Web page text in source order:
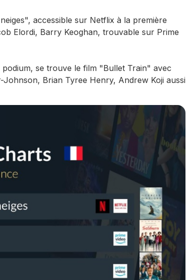
accessible sur Netflix à la première
Elordi, Barry Keoghan, trouvable sur Prime
se trouve le film "Bullet Train" avec
Brian Tyree Henry, Andrew Koji aussi